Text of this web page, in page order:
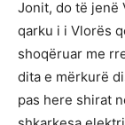
Jonit, do të jenë
qarku i i Vlorës
shoqëruar me
dita e mërkurë
pas here shirat